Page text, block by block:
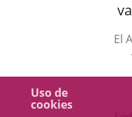
Uso de
cookies
El